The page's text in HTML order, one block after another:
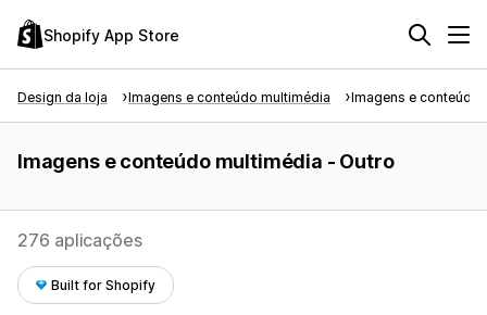
Shopify App Store
Design da loja Imagens e conteúdo multimédia Imagens e conteúdo
Imagens e conteúdo multimédia - Outro
276 aplicações
Built for Shopify